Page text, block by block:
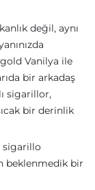
değil, aynı
Vanilya ile
bir arkadaş
sigarillor,
bir derinlik
sigarillo
beklenmedik bir